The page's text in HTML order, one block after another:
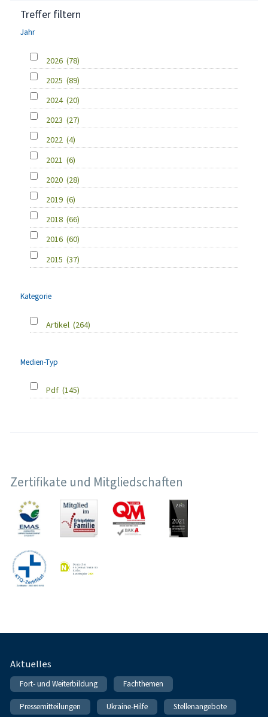
Treffer filtern
Jahr
2026 (78)
2025 (89)
2024 (20)
2023 (27)
2022 (4)
2021 (6)
2020 (28)
2019 (6)
2018 (66)
2016 (60)
2015 (37)
Kategorie
Artikel (264)
Medien-Typ
Pdf (145)
Zertifikate und Mitgliedschaften
Fußnavigation
Aktuelles
Fort- und Weiterbildung Fachthemen
Pressemitteilungen Ukraine-Hilfe Stellenangebote